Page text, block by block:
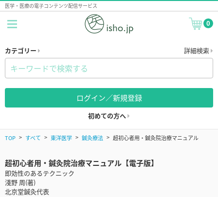
医学・医療の電子コンテンツ配信サービス
0
カテゴリー 詳細検索
ログイン／新規登録
初めての方へ
TOP すべて 東洋医学 鍼灸療法 超初心者用・鍼灸院治療マニュアル
超初心者用・鍼灸院治療マニュアル【電子版】
即効性のあるテクニック
淺野 周(著)
北京堂鍼灸代表